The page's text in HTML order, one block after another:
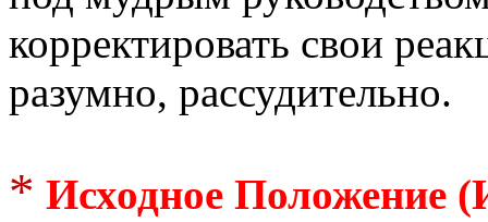
корректировать свои
разумно, рассудительно.
* Исходное Положение